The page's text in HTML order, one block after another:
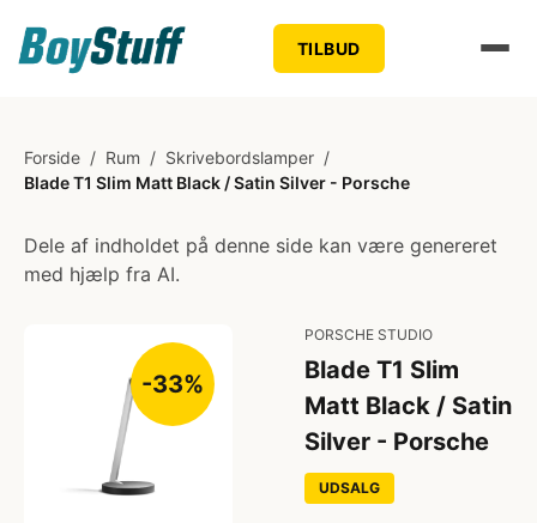
TILBUD
Forside / Rum / Skrivebordslamper /
Blade T1 Slim Matt Black / Satin Silver - Porsche
Dele af indholdet på denne side kan være genereret
med hjælp fra AI.
-33%
PORSCHE STUDIO
Blade T1 Slim
Matt Black / Satin
Silver - Porsche
UDSALG